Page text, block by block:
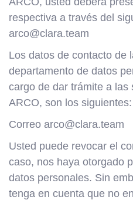
respectiva a través del
arco@clara.team
Los datos de contacto de
departamento de datos
cargo de dar trámite a las
ARCO, son los siguientes:
Correo arco@clara.team
Usted puede revocar el
caso, nos haya otorgado
datos personales. Sin
tenga en cuenta que no